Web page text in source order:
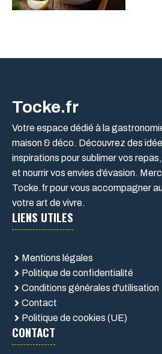
Tocke.fr
Votre espace dédié à la
maison & déco. Découvrez des
inspirations pour sublimer vos
et nourrir vos envies d’évasion.
Tocke.fr pour vous accompagner
votre art de vivre.
LIENS UTILES
Mentions légales
Politique de confidentialité
Conditions générales d'utilisation
Contact
Politique de cookies (UE)
CONTACT